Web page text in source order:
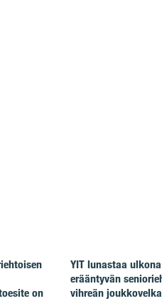
on
YIT lunastaa
erääntyvän
vihreän